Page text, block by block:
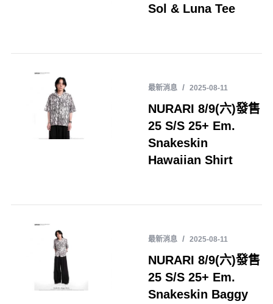
Sol & Luna Tee
最新消息 2025-08-11
NURARI 8/9(六)發售
25 S/S 25+ Em.
Snakeskin
Hawaiian Shirt
最新消息 2025-08-11
NURARI 8/9(六)發售
25 S/S 25+ Em.
Snakeskin Baggy